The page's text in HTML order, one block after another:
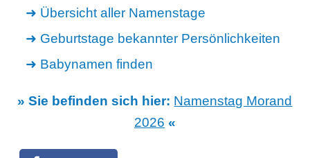
Übersicht aller Namenstage
Geburtstage bekannter Persönlichkeiten
Babynamen finden
» Sie befinden sich hier: Namenstag Morand
2026 «